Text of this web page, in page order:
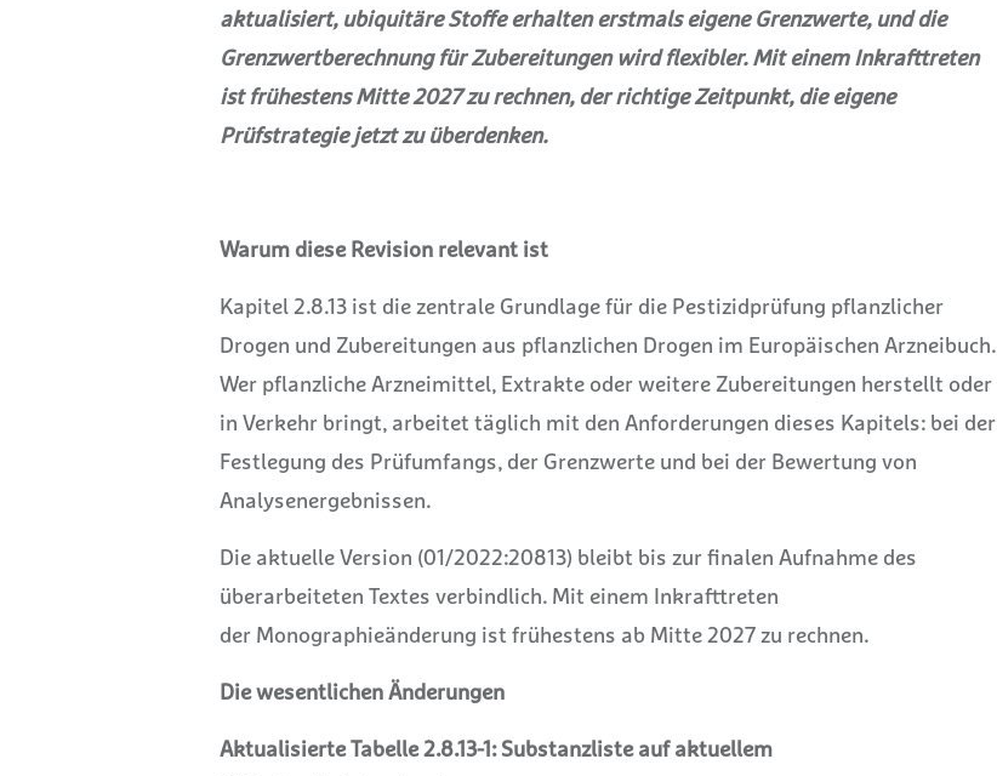
aktualisiert, ubiquitäre Stoffe erhalten erstmals eigene Grenzwerte, und die
Grenzwertberechnung für Zubereitungen wird flexibler. Mit einem Inkrafttreten
ist frühestens Mitte 2027 zu rechnen, der richtige Zeitpunkt, die eigene
Prüfstrategie jetzt zu überdenken.
Warum diese Revision relevant ist
Kapitel 2.8.13 ist die zentrale Grundlage für die Pestizidprüfung pflanzlicher
Drogen und Zubereitungen aus pflanzlichen Drogen im Europäischen Arzneibuch.
Wer pflanzliche Arzneimittel, Extrakte oder weitere Zubereitungen herstellt oder
in Verkehr bringt, arbeitet täglich mit den Anforderungen dieses Kapitels: bei der
Festlegung des Prüfumfangs, der Grenzwerte und bei der Bewertung von
Analysenergebnissen.
Die aktuelle Version (01/2022:20813) bleibt bis zur finalen Aufnahme des
überarbeiteten Textes verbindlich. Mit einem Inkrafttreten
der Monographieänderung ist frühestens ab Mitte 2027 zu rechnen.
Die wesentlichen Änderungen
Aktualisierte Tabelle 2.8.13-1: Substanzliste auf aktuellem